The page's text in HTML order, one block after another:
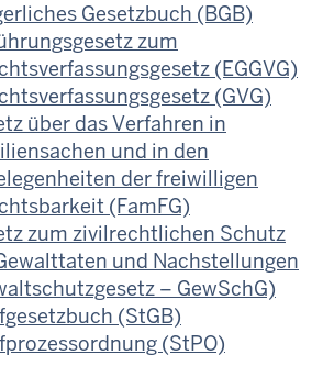
Gesetzbuch (BGB)
zum
(EGGVG)
(GVG)
über das Verfahren in
und in den
der freiwilligen
(FamFG)
zum zivilrechtlichen Schutz
und Nachstellungen
– GewSchG)
(StGB)
(StPO)